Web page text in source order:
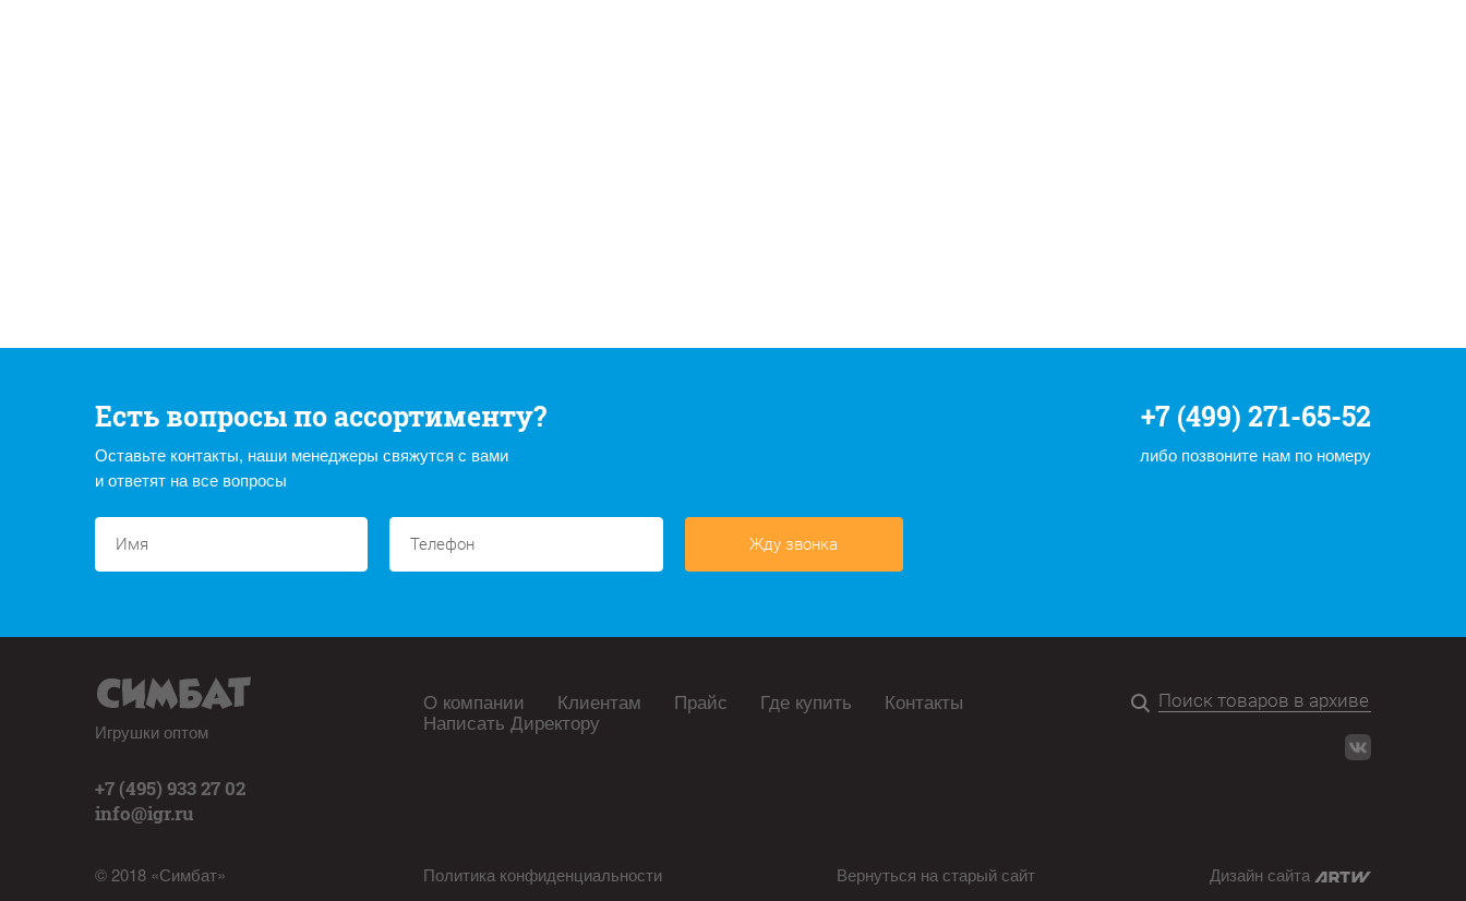
Есть вопросы по ассортименту?
Оставьте контакты, наши менеджеры свяжутся с вами
и ответят на все вопросы
+7 (499) 271-65-52
либо позвоните нам по номеру
Жду звонка
Игрушки оптом
+7 (495) 933 27 02
info@igr.ru
© 2018 «Симбат»
О компании Клиентам Прайс Где купить Контакты
Написать Директору
Политика конфиденциальности Вернуться на старый сайт Дизайн сайта